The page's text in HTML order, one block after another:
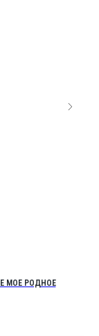
МОЕ РОДНОЕ